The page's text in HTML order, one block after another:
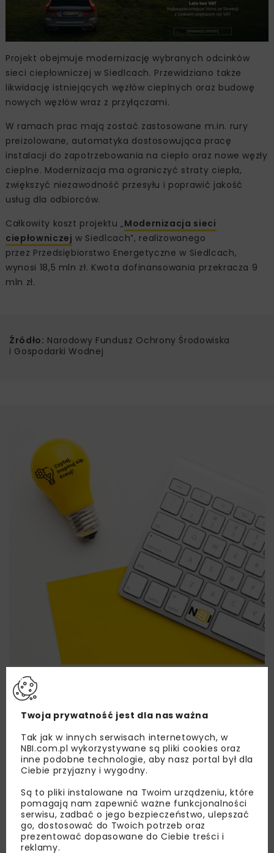
Projekt obejmuje modernizację wybranych odcinków
sieci ciepłowniczej w Siedlcach. Przewidziano także
likwidację istniejących węzłów cieplnych oraz budowę
nowych węzłów wraz z przyłączami.
W ramach prac mają zostać zastosowane m.in. rury
preizolowane, automatyka dostosowująca pracę
instalacji do zapotrzebowania na ciepło oraz nowe węzły
cieplne. Modernizacja ma ograniczyć straty ciepła,
zwiększyć niezawodność przesyłu i poprawić jakość
usług dla odbiorców.
Całkowity koszt projektu „Modernizacja sieci
ciepłowniczej w Siedlcach”, realizowanego
przez Przedsiębiorstwo Energetyczne w Siedlcach,
wynosi 18,5 mln zł. Kwota dofinansowania przekracza 9
mln zł.
Źródło: Narodowy Fundusz Ochrony Środowiska
i Gospodarki Wodnej
Lubisz wiedzieć więcej?
Zapisz się do newslettera aby otrzymywać od
nas najlepsze informacje branżowe,
zaproszenia na wydarzenia, atrakcyjne oferty i
dedykowane akcje specjalne.
Zapoznałam/em się zPolityką Prywatnościi
Regulaminemoraz wyrażam zgodę na otrzymywanie na
podany przeze mnie adres e-mail korespondencji
handlowej w postaci newslettera.
Twoja prywatność jest dla nas ważna
Tak jak w innych serwisach internetowych, w
NBI.com.pl wykorzystywane są pliki cookies oraz
inne podobne technologie, aby nasz portal był dla
Ciebie przyjazny i wygodny.
Są to pliki instalowane na Twoim urządzeniu, które
pomagają nam zapewnić ważne funkcjonalności
serwisu, zadbać o jego bezpieczeństwo, ulepszać
go, dostosować do Twoich potrzeb oraz
prezentować dopasowane do Ciebie treści i
reklamy.